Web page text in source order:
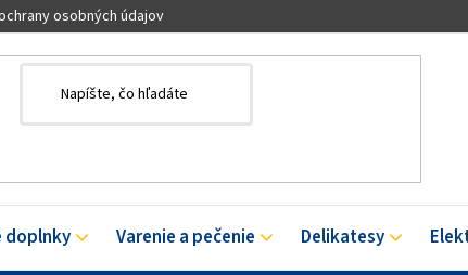
osobných údajov
doplnky Varenie a pečenie Delikatesy